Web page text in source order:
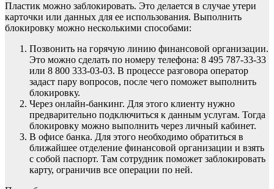
Пластик можно заблокировать. Это делается в случае утери
карточки или данных для ее использования. Выполнить
блокировку можно несколькими способами:
Позвонить на горячую линию финансовой организации.
Это можно сделать по номеру телефона: 8 495 787-33-33
или 8 800 333-03-03. В процессе разговора оператор
задаст пару вопросов, после чего поможет выполнить
блокировку.
Через онлайн-банкинг. Для этого клиенту нужно
предварительно подключиться к данным услугам. Тогда
блокировку можно выполнить через личный кабинет.
В офисе банка. Для этого необходимо обратиться в
ближайшее отделение финансовой организации и взять
с собой паспорт. Там сотрудник поможет заблокировать
карту, ограничив все операции по ней.